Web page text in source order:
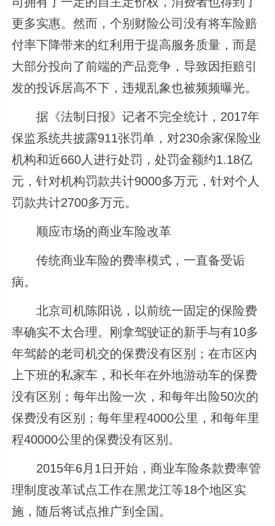
更多实惠。然而，个别财险公司没有将车险赔
付率下降带来的红利用于提高服务质量，而是
大部分投向了前端的产品竞争，导致因拒赔引
发的投诉居高不下，违规乱象也被频频曝光。
据《法制日报》记者不完全统计，2017年
保监系统共披露911张罚单，对230余家保险业
机构和近660人进行处罚，处罚金额约1.18亿
元，针对机构罚款共计9000多万元，针对个人
罚款共计2700多万元。
顺应市场的商业车险改革
传统商业车险的费率模式，一直备受诟
病。
北京司机陈阳说，以前统一固定的保险费
率确实不太合理。刚拿驾驶证的新手与有10多
年驾龄的老司机交的保费没有区别；在市区内
上下班的私家车，和长年在外地游动车的保费
没有区别；每年出险一次，和每年出险50次的
保费没有区别；每年里程4000公里，和每年里
程40000公里的保费没有区别。
2015年6月1日开始，商业车险条款费率管
理制度改革试点工作在黑龙江等18个地区实
施，随后将试点推广到全国。